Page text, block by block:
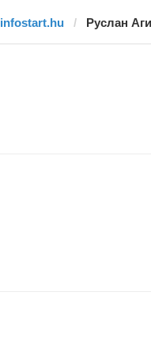
infostart.hu Руслан